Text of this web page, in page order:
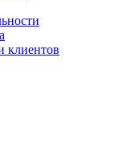
клиентов